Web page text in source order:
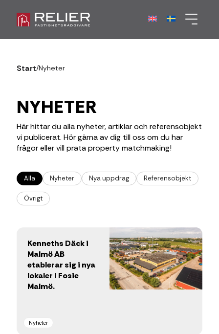
Start/Nyheter
NYHETER
Här hittar du alla nyheter, artiklar och referensobjekt
vi publicerat. Hör gärna av dig till oss om du har
frågor eller vill prata property matchmaking!
Alla Nyheter Nya uppdrag Referensobjekt
Övrigt
Kenneths Däck i
Malmö AB
etablerar sig i nya
lokaler i Fosie
Malmö.
Nyheter